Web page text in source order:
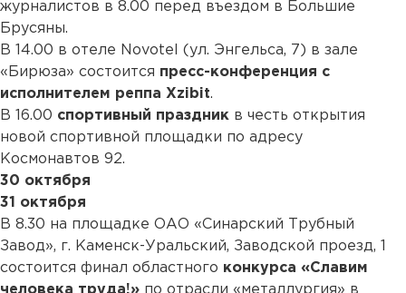
журналистов в 8.00 перед въездом в Большие
Брусяны.
В 14.00 в отеле Novotel (ул. Энгельса, 7) в зале
«Бирюза» состоится пресс-конференция с
исполнителем реппа Xzibit.
В 16.00 спортивный праздник в честь открытия
новой спортивной площадки по адресу
Космонавтов 92.
30 октября
31 октября
В 8.30 на площадке ОАО «Cинарский Трубный
Завод», г. Каменск-Уральский, Заводской проезд, 1
состоится финал областного конкурса «Славим
человека труда!» по отрасли «металлургия» в